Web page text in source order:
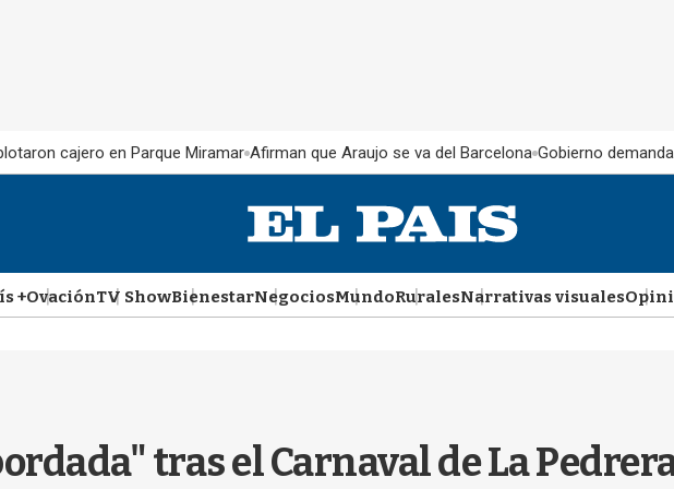
cajero en Parque Miramar Afirman que Araujo se va del Barcelona Gobierno
+OvaciónTV ShowBienestarNegociosMundoRuralesNarrativas visuales
tras el Carnaval de La